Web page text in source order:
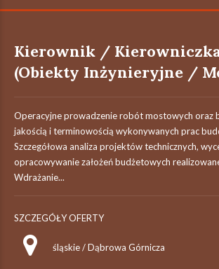
Kierownik /
(Obiekty Inżynieryjne /
Operacyjne prowadzenie robót mostowych oraz
jakością i terminowością wykonywanych prac
Szczegółowa analiza projektów technicznych,
opracowywanie założeń budżetowych
Wdrażanie...
SZCZEGÓŁY OFERTY
śląskie / Dąbrowa Górnicza